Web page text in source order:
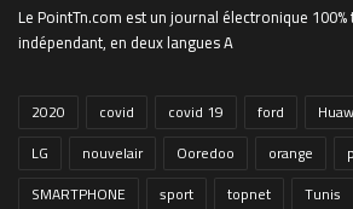
Le PointTn.com est un journal électronique
indépendant, en deux langues A
2020 covid covid 19 ford
LG
nouvelair Ooredoo orange
SMARTPHONE
sport topnet Tunis